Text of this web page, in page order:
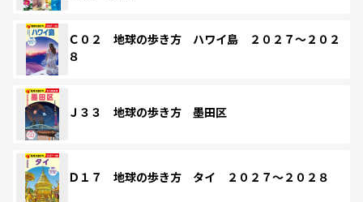
Ｃ０２ 地球の歩き方 ハワイ島 ２０２７～２０２
８
Ｊ３３ 地球の歩き方 墨田区
Ｄ１７ 地球の歩き方 タイ ２０２７～２０２８